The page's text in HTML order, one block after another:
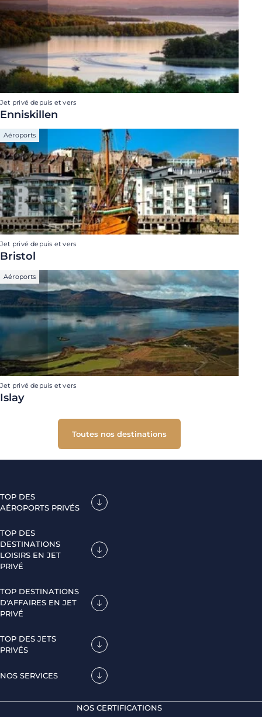
Jet privé depuis et vers
Enniskillen
Aéroports
Jet privé depuis et vers
Bristol
Aéroports
Jet privé depuis et vers
Islay
Toutes nos destinations
TOP DES
AÉROPORTS PRIVÉS
TOP DES
DESTINATIONS
LOISIRS EN JET
PRIVÉ
TOP DESTINATIONS
D'AFFAIRES EN JET
PRIVÉ
TOP DES JETS
PRIVÉS
NOS SERVICES
NOS CERTIFICATIONS